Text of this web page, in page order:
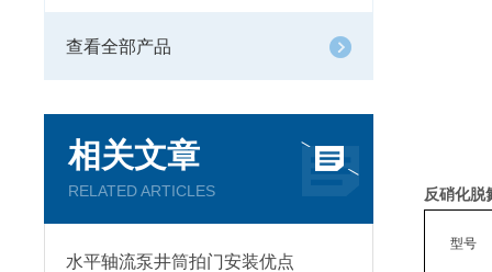
查看全部产品
相关文章
RELATED ARTICLES
水平轴流泵井筒拍门安装优点
反硝化脱
型号